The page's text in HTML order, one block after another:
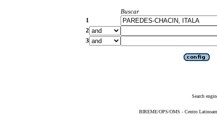
Buscar
1
2
3
Search
BIREME/OPS/OMS - Centro